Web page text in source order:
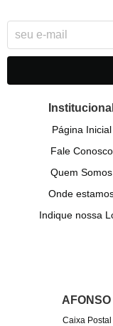
Institucional
Página Inicial
Fale Conosco
Quem Somos
Onde
Indique nossa
Caixa Postal